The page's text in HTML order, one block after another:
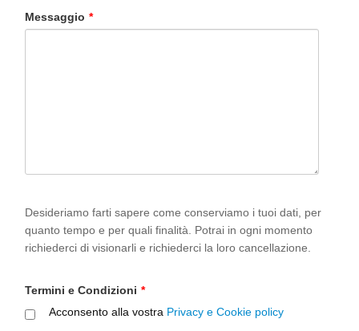
Messaggio *
Desideriamo farti sapere come conserviamo i tuoi dati, per
quanto tempo e per quali finalità. Potrai in ogni momento
richiederci di visionarli e richiederci la loro cancellazione.
Termini e Condizioni *
Acconsento alla vostra Privacy e Cookie policy